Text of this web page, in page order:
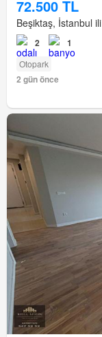
72.500 TL
Beşiktaş, İstanbul ili
2 1
Otopark
2 gün önce